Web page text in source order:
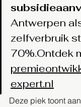
Antwerpen
zelfverbruik
70%.Ontdek
expert.nl
Deze piek toont